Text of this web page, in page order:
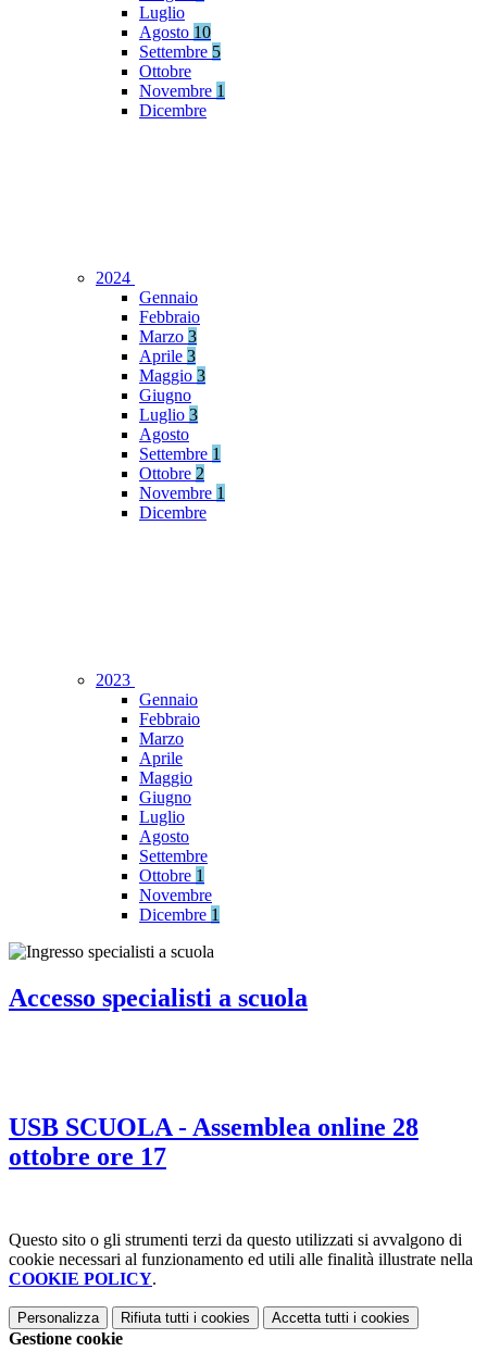
Luglio
Agosto 10
Settembre 5
Ottobre
Novembre 1
Dicembre
2024
Gennaio
Febbraio
Marzo 3
Aprile 3
Maggio 3
Giugno
Luglio 3
Agosto
Settembre 1
Ottobre 2
Novembre 1
Dicembre
2023
Gennaio
Febbraio
Marzo
Aprile
Maggio
Giugno
Luglio
Agosto
Settembre
Ottobre 1
Novembre
Dicembre 1
Accesso specialisti a scuola
USB SCUOLA - Assemblea online 28
ottobre ore 17
Questo sito o gli strumenti terzi da questo utilizzati si avvalgono di
cookie necessari al funzionamento ed utili alle finalità illustrate nella
COOKIE POLICY.
Personalizza Rifiuta tutti i cookies Accetta tutti i cookies
Gestione cookie